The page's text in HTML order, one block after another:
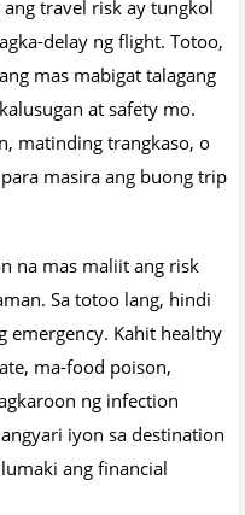
travel risk ay tungkol
delay ng flight. Totoo,
mas mabigat talagang
at safety mo.
matinding trangkaso, o
masira ang buong trip
na mas maliit ang risk
Sa totoo lang, hindi
emergency. Kahit healthy
ma-food poison,
ng infection
iyon sa destination
ang financial